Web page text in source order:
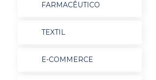
FARMACÊUTICO
TEXTIL
E-COMMERCE